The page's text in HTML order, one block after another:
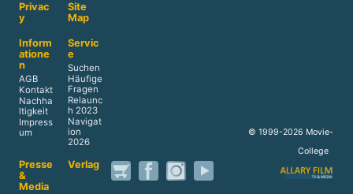
Privac
y
Site
Map
Inform
atione
n
AGB
Kontakt
Nachha
ltigkeit
Impress
um
Servic
e
Suchen
Häufige
Fragen
Relaunc
h 2023
Navigat
ion
2026
Presse
&
Media
Verlag
© 1999-2026 Movie-
College